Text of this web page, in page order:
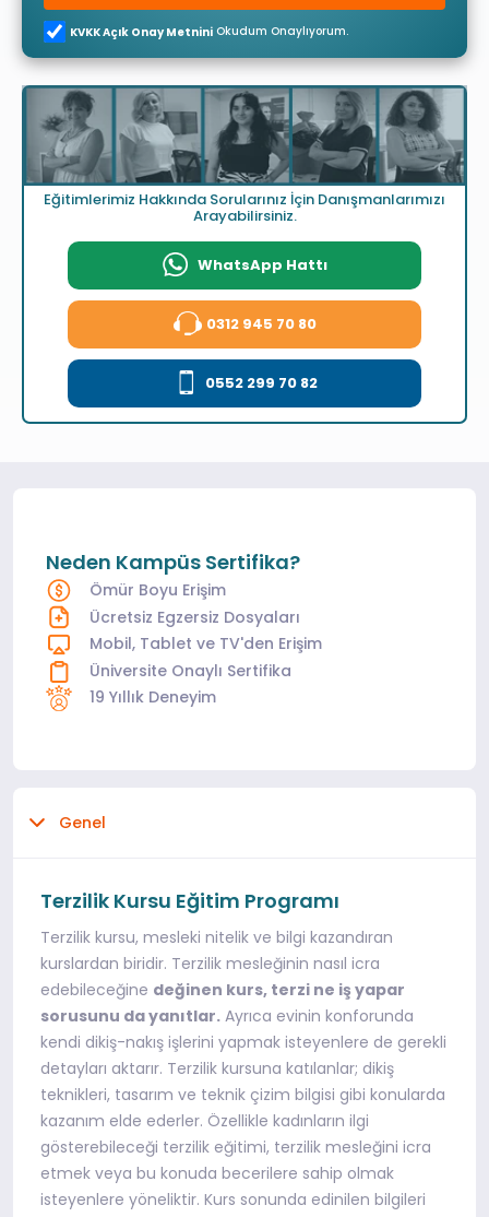
KVKK Açık Onay Metnini Okudum Onaylıyorum.
Eğitimlerimiz Hakkında Sorularınız İçin Danışmanlarımızı
Arayabilirsiniz.
WhatsApp Hattı
0312 945 70 80
0552 299 70 82
Neden Kampüs Sertifika?
Ömür Boyu Erişim
Ücretsiz Egzersiz Dosyaları
Mobil, Tablet ve TV'den Erişim
Üniversite Onaylı Sertifika
19 Yıllık Deneyim
Genel
Terzilik Kursu Eğitim Programı
Terzilik kursu, mesleki nitelik ve bilgi kazandıran
kurslardan biridir. Terzilik mesleğinin nasıl icra
edebileceğine değinen kurs, terzi ne iş yapar
sorusunu da yanıtlar. Ayrıca evinin konforunda
kendi dikiş-nakış işlerini yapmak isteyenlere de gerekli
detayları aktarır. Terzilik kursuna katılanlar; dikiş
teknikleri, tasarım ve teknik çizim bilgisi gibi konularda
kazanım elde ederler. Özellikle kadınların ilgi
gösterebileceği terzilik eğitimi, terzilik mesleğini icra
etmek veya bu konuda becerilere sahip olmak
isteyenlere yöneliktir. Kurs sonunda edinilen bilgileri